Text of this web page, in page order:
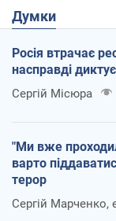
Думки
Росія втрачає
насправді
Сергій Місюра
"Ми вже
варто
терор
Сергій Марченко,